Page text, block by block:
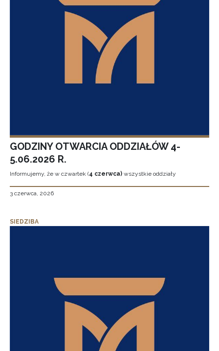
GODZINY OTWARCIA ODDZIAŁÓW 4-
5.06.2026 R.
Informujemy, że w czwartek (4 czerwca) wszystkie oddziały
3 czerwca, 2026
SIEDZIBA